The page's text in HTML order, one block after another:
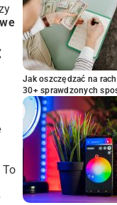
Jak oszczędzać na
30+ sprawdzonych